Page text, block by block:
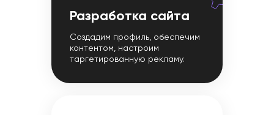
Разработка сайта
Создадим профиль, обеспечим
контентом, настроим
таргетированную рекламу.